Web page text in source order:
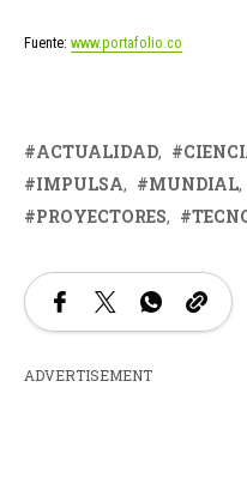
Fuente: www.portafolio.co
ACTUALIDAD
IMPULSA
MUNDIAL
PROYECTORES
ADVERTISEMENT